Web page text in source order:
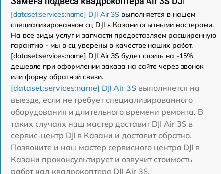
[dataset:services:name] DJI Air 3S выполняется в нашем
специализированном сц DJI в Казани опытными мастерами.
На все виды услуг и запчасти предоставляем расширенную
гарантию - мы в сц уверены в качестве наших работ.
[dataset:services:name] DJI Air 3S будет стоить на -15%
дешевле при оформлении заказа на сайте через звонок
или форму обратной связи.
[dataset:services:name] DJI Air 3S выполняется на
выезде, если не требует специализированного
оборудования и длительного времени ремонта. В
таких случаях наш мастер доставит DJI Air 3S в
сервис-центр DJI в Казани и доставит обратно.
Позвоните и наш мастер сервисного центра DJI в
Казани проконсультирует и озвучит стоимость
работ над квадрокоптера DJI Air 3S.